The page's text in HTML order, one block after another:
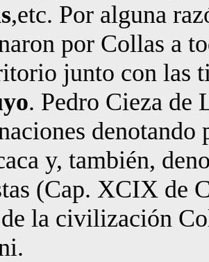
,etc. Por alguna
por Collas a
junto con las
. Pedro Cieza de
denotando
y, también,
(Cap. XCIX de
la civilización